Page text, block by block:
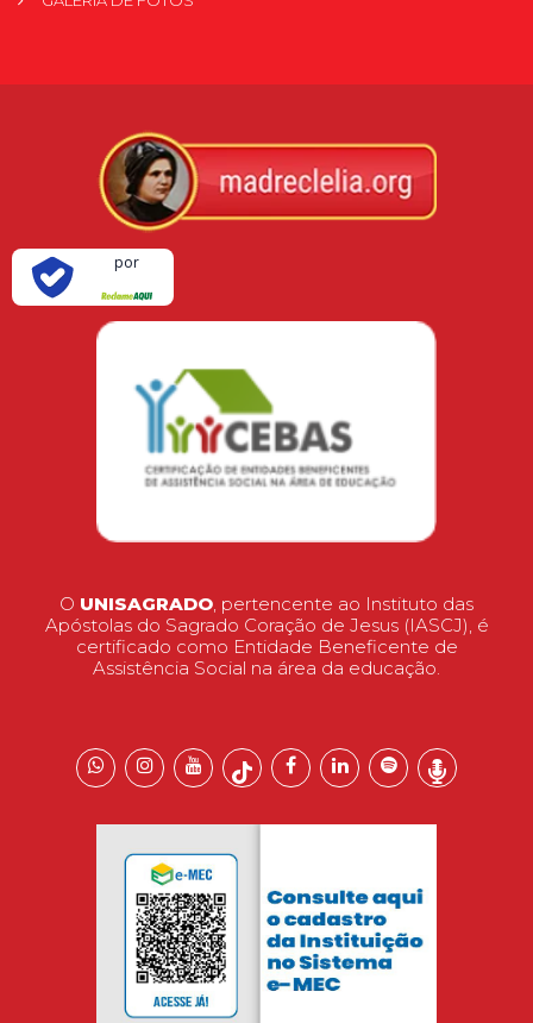
por
O UNISAGRADO, pertencente ao Instituto das
Apóstolas do Sagrado Coração de Jesus (IASCJ), é
certificado como Entidade Beneficente de
Assistência Social na área da educação.